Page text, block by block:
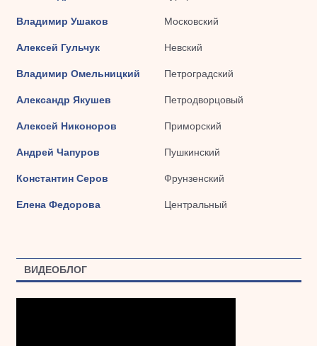
Владимир Ушаков Московский
Алексей Гульчук Невский
Владимир Омельницкий Петроградский
Александр Якушев Петродворцовый
Алексей Никоноров Приморский
Андрей Чапуров Пушкинский
Константин Серов Фрунзенский
Елена Федорова Центральный
ВИДЕОБЛОГ